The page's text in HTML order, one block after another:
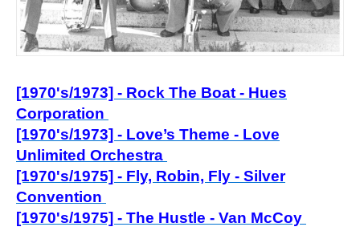
[1970's/1973] - Rock The Boat - Hues
Corporation
[1970's/1973] - Love’s Theme - Love
Unlimited Orchestra
[1970's/1975] - Fly, Robin, Fly - Silver
Convention
[1970's/1975] - The Hustle - Van McCoy